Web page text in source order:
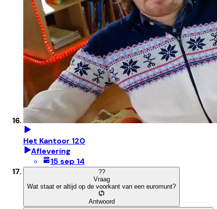
Het Kantoor 120
Aflevering
15 sep 14
??
Vraag
Wat staat er altijd op de voorkant van een euromunt?
Antwoord